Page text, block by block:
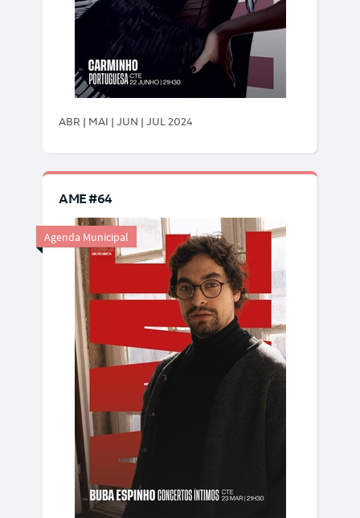
ABR | MAI | JUN | JUL 2024
AME #64
Agenda Municipal